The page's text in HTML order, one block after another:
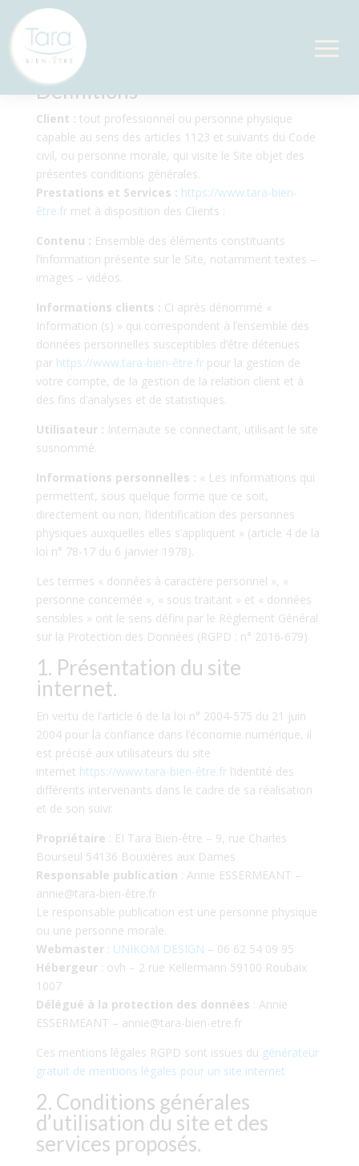
Définitions
Client : tout professionnel ou personne physique
capable au sens des articles 1123 et suivants du Code
civil, ou personne morale, qui visite le Site objet des
présentes conditions générales.
Prestations et Services : https://www.tara-bien-
être.frmet à disposition des Clients :
Contenu : Ensemble des éléments constituants
l’information présente sur le Site, notamment textes –
images – vidéos.
Informations clients : Ci après dénommé «
Information (s) » qui correspondent à l’ensemble des
données personnelles susceptibles d’être détenues
par https://www.tara-bien-être.frpour la gestion de
votre compte, de la gestion de la relation client et à
des fins d’analyses et de statistiques.
Utilisateur : Internaute se connectant, utilisant le site
susnommé.
Informations personnelles : « Les informations qui
permettent, sous quelque forme que ce soit,
directement ou non, l’identification des personnes
physiques auxquelles elles s’appliquent » (article 4 de la
loi n° 78-17 du 6 janvier 1978).
Les termes « données à caractère personnel », «
personne concernée », « sous traitant » et « données
sensibles » ont le sens défini par le Règlement Général
sur la Protection des Données (RGPD : n° 2016-679)
1. Présentation du site
internet.
En vertu de l’article 6 de la loi n° 2004-575 du 21 juin
2004 pour la confiance dans l’économie numérique, il
est précisé aux utilisateurs du site
internet https://www.tara-bien-être.frl’identité des
différents intervenants dans le cadre de sa réalisation
et de son suivi:
Propriétaire : EI Tara Bien-être – 9, rue Charles
Bourseul 54136 Bouxières aux Dames
Responsable publication : Annie ESSERMEANT –
annie@tara-bien-être.fr
Le responsable publication est une personne physique
ou une personne morale.
Webmaster: UNIKOM DESIGN – 06 62 54 09 95
Hébergeur: ovh – 2 rue Kellermann 59100 Roubaix
1007
Délégué à la protection des données : Annie
ESSERMEANT – annie@tara-bien-etre.fr
Ces mentions légales RGPD sont issues du générateur
gratuit de mentions légales pour un site internet
2. Conditions générales
d’utilisation du site et des
services proposés.